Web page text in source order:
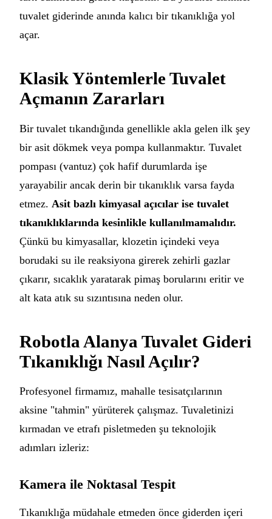
tuvalet giderinde anında kalıcı bir tıkanıklığa yol
açar.
Klasik Yöntemlerle Tuvalet
Açmanın Zararları
Bir tuvalet tıkandığında genellikle akla gelen ilk şey
bir asit dökmek veya pompa kullanmaktır. Tuvalet
pompası (vantuz) çok hafif durumlarda işe
yarayabilir ancak derin bir tıkanıklık varsa fayda
etmez. Asit bazlı kimyasal açıcılar ise tuvalet
tıkanıklıklarında kesinlikle kullanılmamalıdır.
Çünkü bu kimyasallar, klozetin içindeki veya
borudaki su ile reaksiyona girerek zehirli gazlar
çıkarır, sıcaklık yaratarak pimaş borularını eritir ve
alt kata atık su sızıntısına neden olur.
Robotla Alanya Tuvalet Gideri
Tıkanıklığı Nasıl Açılır?
Profesyonel firmamız, mahalle tesisatçılarının
aksine "tahmin" yürüterek çalışmaz. Tuvaletinizi
kırmadan ve etrafı pisletmeden şu teknolojik
adımları izleriz:
Kamera ile Noktasal Tespit
Tıkanıklığa müdahale etmeden önce giderden içeri